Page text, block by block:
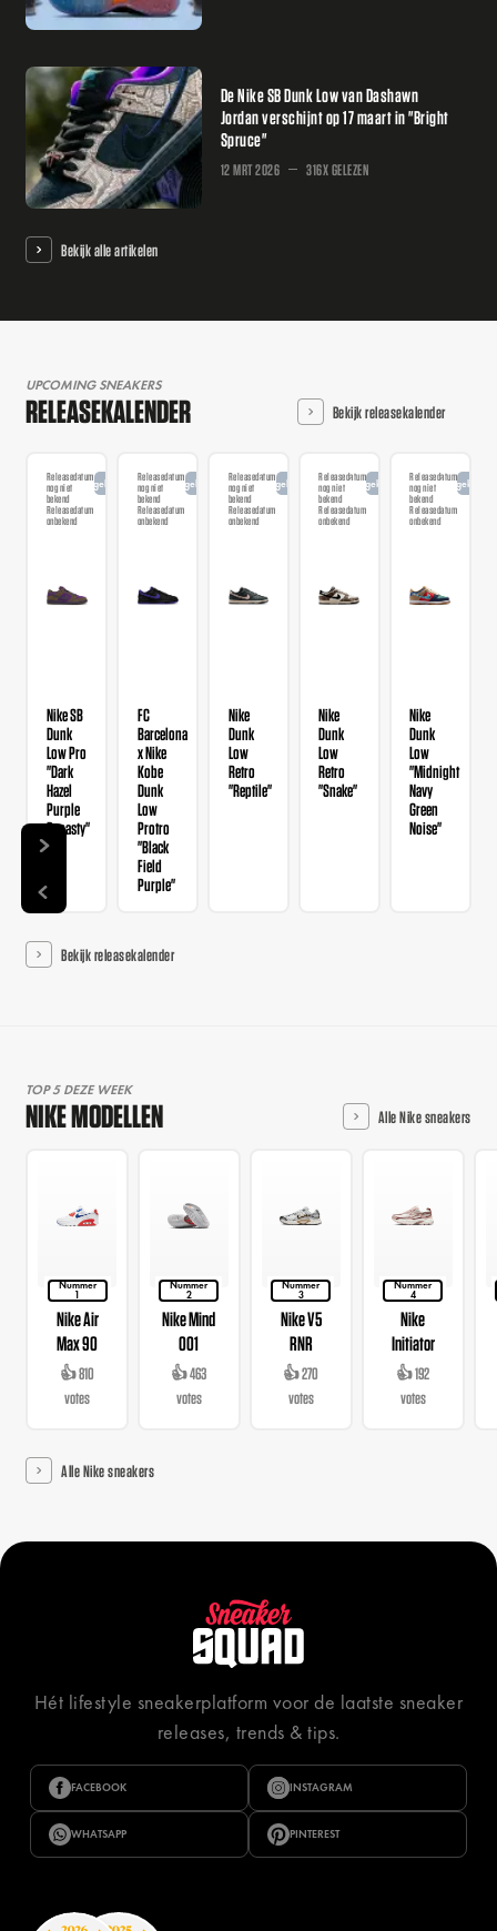
De Nike SB Dunk Low van Dashawn
Jordan verschijnt op 17 maart in "Bright
Spruce"
12 MRT 2026 316X GELEZEN
Bekijk alle artikelen
UPCOMING SNEAKERS
RELEASEKALENDER Bekijk releasekalender
Releasedatum
nog niet
bekend
Releasedatum
onbekend
Aangekondigd
Nike SB
Dunk
Low Pro
"Dark
Hazel
Purple
Dynasty"
Releasedatum
nog niet
bekend
Releasedatum
onbekend
Aangekondigd
FC
Barcelona
x Nike
Kobe
Dunk
Low
Protro
"Black
Field
Purple"
Releasedatum
nog niet
bekend
Releasedatum
onbekend
Aangekondigd
Nike
Dunk
Low
Retro
"Reptile"
Releasedatum
nog niet
bekend
Releasedatum
onbekend
Aangekondigd
Nike
Dunk
Low
Retro
"Snake"
Releasedatum
nog niet
bekend
Releasedatum
onbekend
Nike
Dunk
Low
"Midnight
Navy
Green
Noise"
Bekijk releasekalender
TOP 5 DEZE WEEK
NIKE MODELLEN Alle Nike sneakers
Nummer
1
Nike Air
Max 90
👍 810
votes
Nummer
2
Nike Mind
001
👍 463
votes
Nummer
3
Nike V5
RNR
👍 270
votes
Nummer
4
Nike
Initiator
👍 192
votes
Alle Nike sneakers
Hét lifestyle sneakerplatform voor de laatste sneaker
releases, trends & tips.
FACEBOOK INSTAGRAM
WHATSAPP PINTEREST